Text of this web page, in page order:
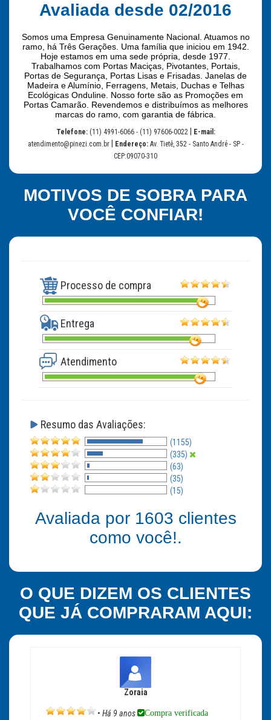
Avaliada desde 02/2016
Somos uma Empresa Genuinamente Nacional. Atuamos no
ramo, há Três Gerações. Uma família que iniciou em 1942.
Hoje estamos em uma sede própria, desde 1977.
Trabalhamos com Portas Maciças, Pivotantes, Portais,
Portas de Segurança, Portas Lisas e Frisadas. Janelas de
Madeira e Alumínio, Ferragens, Metais, Duchas e Telhas
Ecológicas Onduline. Nosso forte são as Promoções em
Portas Camarão. Revendemos e distribuímos as melhores
marcas do ramo, com garantia de fábrica.
Telefone: (11) 4991-6066 - (11) 97606-0022
E-mail:
atendimento@pinezi.com.br
Endereço: Av. Tietê, 352 - Santo André - SP -
CEP:09070-310
MOTIVOS DE SOBRA PARA
VOCÊ CONFIAR!
Processo de compra
Entrega
Atendimento
Resumo das Avaliações:
(1155)
(335)
(63)
(35)
(15)
Avaliada por 1603 clientes
como você!.
O QUE DIZEM OS CLIENTES
QUE JÁ COMPRARAM AQUI:
Zoraia
• Há 9 anos Compra verificada